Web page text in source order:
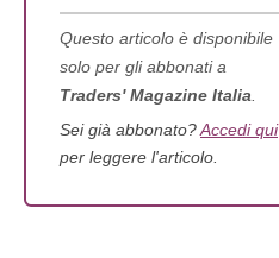
Questo articolo è disponibile
solo per gli abbonati a
Traders' Magazine Italia.
Sei già abbonato?Accedi qui
per leggere l'articolo.